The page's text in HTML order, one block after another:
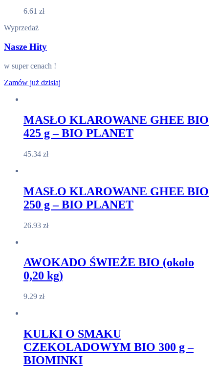
6.61 zł
Wyprzedaż
Nasze Hity
w super cenach !
Zamów już dzisiaj
MASŁO KLAROWANE GHEE BIO
425 g – BIO PLANET
45.34 zł
MASŁO KLAROWANE GHEE BIO
250 g – BIO PLANET
26.93 zł
AWOKADO ŚWIEŻE BIO (około
0,20 kg)
9.29 zł
KULKI O SMAKU
CZEKOLADOWYM BIO 300 g –
BIOMINKI